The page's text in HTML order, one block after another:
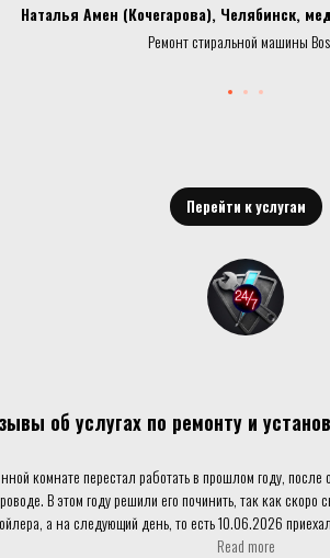
Наталья Амен (Кочегарова), Челябинск,
Ремонт стиральной машины
Перейти к услугам
об услугах по ремонту и
комнате перестал работать в прошлом году,
В этом году решили его починить, так как
а на следующий день, то есть 10.06.2026
Вместе со скидкой и гарантией на 1 год
Read more